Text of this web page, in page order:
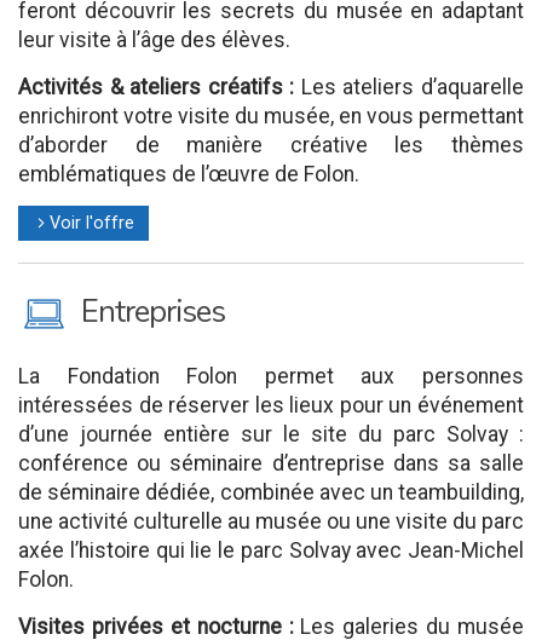
feront découvrir les secrets du musée en adaptant
leur visite à l’âge des élèves.
Activités & ateliers créatifs : Les ateliers d’aquarelle
enrichiront votre visite du musée, en vous permettant
d’aborder de manière créative les thèmes
emblématiques de l’œuvre de Folon.
l Voir l'offre
M Entreprises
La Fondation Folon permet aux personnes
intéressées de réserver les lieux pour un événement
d’une journée entière sur le site du parc Solvay :
conférence ou séminaire d’entreprise dans sa salle
de séminaire dédiée, combinée avec un teambuilding,
une activité culturelle au musée ou une visite du parc
axée l’histoire qui lie le parc Solvay avec Jean-Michel
Folon.
Visites privées et nocturne : Les galeries du musée